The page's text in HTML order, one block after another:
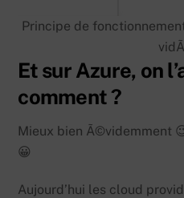
Principe de
Et sur Azure, on
comment ?
Mieux bien Ã©videmment
😀
Aujourd’hui les cloud